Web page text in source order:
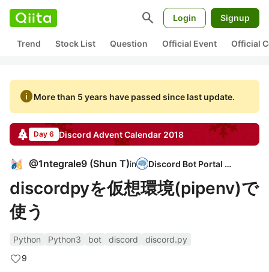
search Login Signup
Trend Stock List Question Official Event Official
infoMore than 5 years have passed since last update.
Day 6 Discord Advent Calendar 2018
@1ntegrale9 (Shun T)in Discord Bot Portal JP
discordpyを仮想環境(pipenv)で
使う
Python Python3 bot discord
discord.py
9